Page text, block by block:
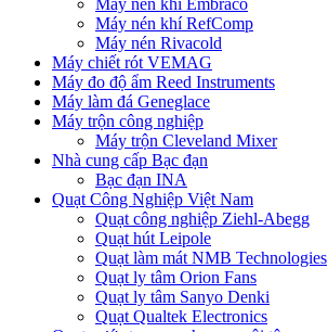
Máy nén khí Embraco
Máy nén khí RefComp
Máy nén Rivacold
Máy chiết rót VEMAG
Máy đo độ ẩm Reed Instruments
Máy làm đá Geneglace
Máy trộn công nghiệp
Máy trộn Cleveland Mixer
Nhà cung cấp Bạc đạn
Bạc đạn INA
Quạt Công Nghiệp Việt Nam
Quạt công nghiệp Ziehl-Abegg
Quạt hút Leipole
Quạt làm mát NMB Technologies
Quạt ly tâm Orion Fans
Quạt ly tâm Sanyo Denki
Quạt Qualtek Electronics